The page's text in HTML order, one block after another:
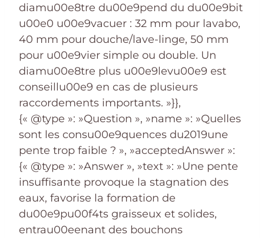
diamu00e8tre du00e9pend du du00e9bit
u00e0 u00e9vacuer : 32 mm pour lavabo,
40 mm pour douche/lave-linge, 50 mm
pour u00e9vier simple ou double. Un
diamu00e8tre plus u00e9levu00e9 est
conseillu00e9 en cas de plusieurs
raccordements importants. »}},
{« @type »: »Question », »name »: »Quelles
sont les consu00e9quences du2019une
pente trop faible ? », »acceptedAnswer »:
{« @type »: »Answer », »text »: »Une pente
insuffisante provoque la stagnation des
eaux, favorise la formation de
du00e9pu00f4ts graisseux et solides,
entrau00eenant des bouchons